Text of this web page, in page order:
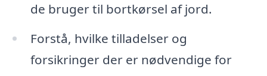
de bruger til bortkørsel af jord.
Forstå, hvilke tilladelser og
forsikringer der er nødvendige for